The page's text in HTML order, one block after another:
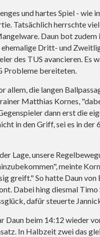
und hartes Spiel - wie
Tatsächlich herrschte
Daun bot
ehemalige Dritt- und
des TUS avancieren. Es
Probleme bereiteten.
allem, die langen
Matthias Kornes,
dann erst die
in den Griff, sei es in der
Lage, unsere
meinte
greift." So hatte Daun
Dabei hing diesmal
dafür steuerte
Daun beim 14:12 wieder
In Halbzeit zwei das